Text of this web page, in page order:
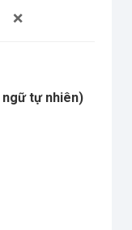
❌
ngữ tự nhiên)